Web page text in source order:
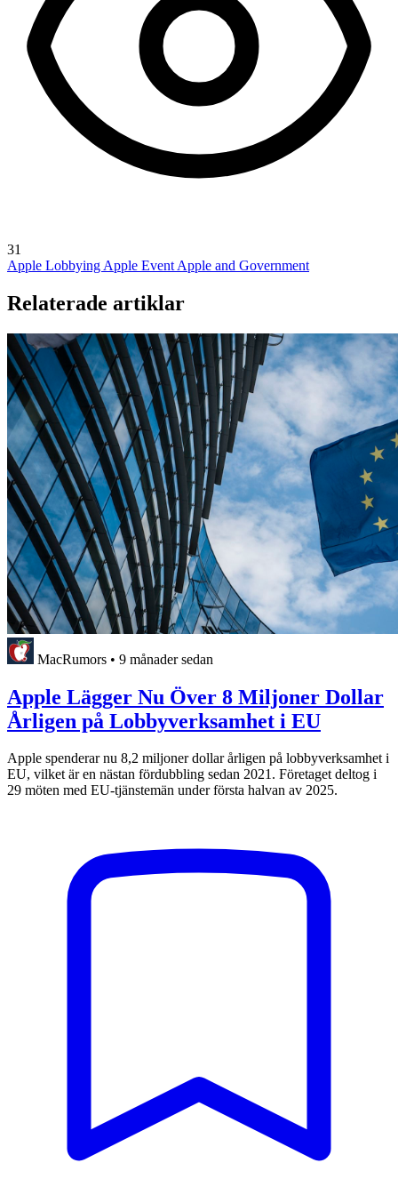
31
Apple Lobbying Apple Event Apple and Government
Relaterade artiklar
MacRumors • 9 månader sedan
Apple Lägger Nu Över 8 Miljoner Dollar
Årligen på Lobbyverksamhet i EU
Apple spenderar nu 8,2 miljoner dollar årligen på lobbyverksamhet i
EU, vilket är en nästan fördubbling sedan 2021. Företaget deltog i
29 möten med EU-tjänstemän under första halvan av 2025.